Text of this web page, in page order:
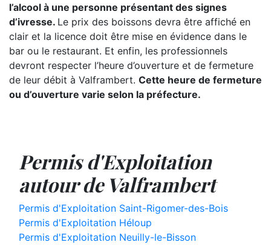
l’alcool à une personne présentant des signes
d’ivresse. Le prix des boissons devra être affiché en
clair et la licence doit être mise en évidence dans le
bar ou le restaurant. Et enfin, les professionnels
devront respecter l’heure d’ouverture et de fermeture
de leur débit à Valframbert. Cette heure de fermeture
ou d’ouverture varie selon la préfecture.
Permis d'Exploitation
autour de Valframbert
Permis d'Exploitation Saint-Rigomer-des-Bois
Permis d'Exploitation Héloup
Permis d'Exploitation Neuilly-le-Bisson